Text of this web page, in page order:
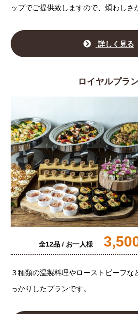
ップでご提供致しますので、煩わしさ
詳しく見る
ロイヤルプラ
全12品 / お一人様
３種類の温製料理やローストビーフな
っかりしたプランです。